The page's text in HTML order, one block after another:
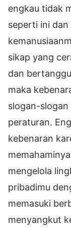
engkau tidak
seperti ini
sikap yang
dan
maka
slogan-
peraturan.
kebenaran
mengelola
pribadimu
memasuki
menyangkut